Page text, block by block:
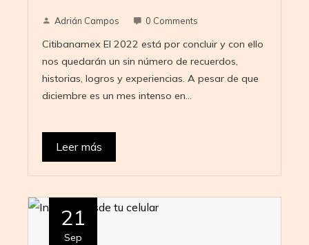
Adrián Campos 0 Comments
Citibanamex El 2022 está por concluir y con ello
nos quedarán un sin número de recuerdos,
historias, logros y experiencias. A pesar de que
diciembre es un mes intenso en…
Leer más
21
Sep